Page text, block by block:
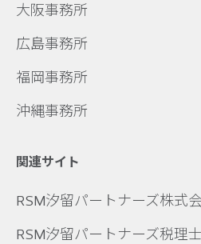
大阪事務所
広島事務所
福岡事務所
沖縄事務所
関連サイト
RSM汐留パートナーズ株式
RSM汐留パートナーズ税理